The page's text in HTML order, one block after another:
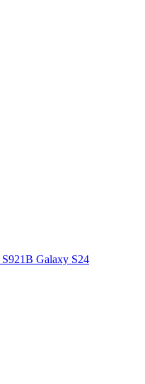
Galaxy S24